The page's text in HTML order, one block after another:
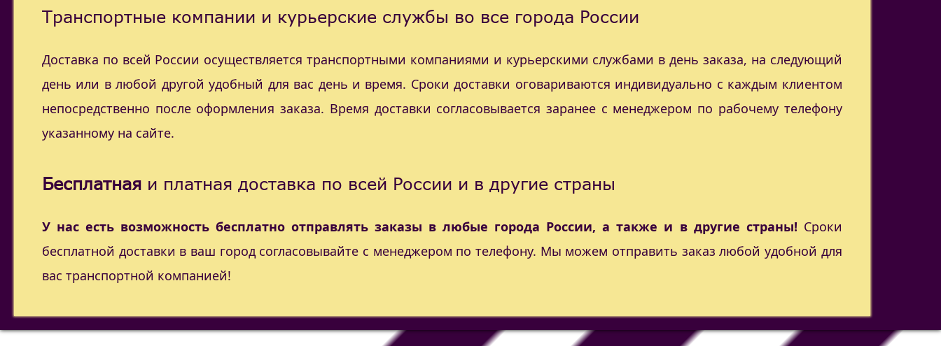
Транспортные компании и курьерские службы во все города России
Доставка по всей России осуществляется транспортными компаниями и курьерскими службами в день заказа, на следующий
день или в любой другой удобный для вас день и время. Сроки доставки оговариваются индивидуально с каждым клиентом
непосредственно после оформления заказа. Время доставки согласовывается заранее с менеджером по рабочему телефону
указанному на сайте.
Бесплатная и платная доставка по всей России и в другие страны
У нас есть возможность бесплатно отправлять заказы в любые города России, а также и в другие страны! Сроки
бесплатной доставки в ваш город согласовывайте с менеджером по телефону. Мы можем отправить заказ любой удобной для
вас транспортной компанией!